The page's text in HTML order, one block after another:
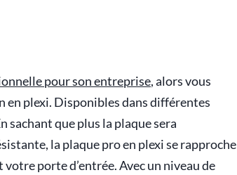
pour son entreprise, alors vous
en plexi. Disponibles dans différentes
sachant que plus la plaque sera
la plaque pro en plexi se rapproche
porte d’entrée. Avec un niveau de